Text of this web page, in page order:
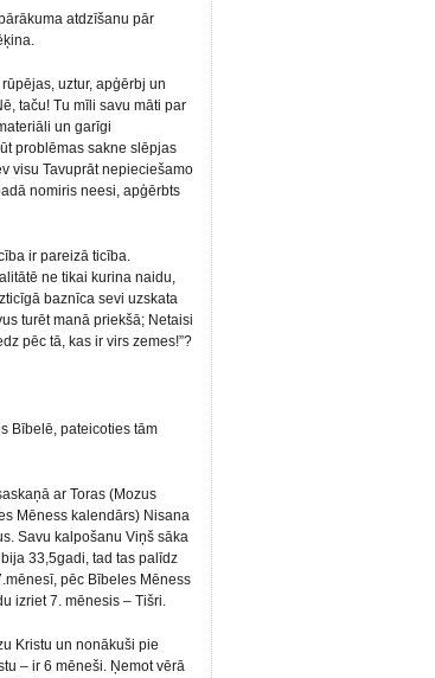
atdzīšanu pār
uztur, apģērbj un
taču! Tu mīli savu māti par
un garīgi
problēmas sakne slēpjas
visu Tavuprāt nepieciešamo
nomiris neesi, apģērbts
ir pareizā ticība.
ne tikai kurina naidu,
baznīca sevi uzskata
turēt manā priekšā; Netaisi
pēc tā, kas ir virs zemes!”?
Bībelē, pateicoties tām
ar Toras (Mozus
Mēness kalendārs) Nisana
Savu kalpošanu Viņš sāka
33,5gadi, tad tas palīdz
pēc Bībeles Mēness
izriet 7. mēnesis – Tišri.
Kristu un nonākuši pie
– ir 6 mēneši. Ņemot vērā